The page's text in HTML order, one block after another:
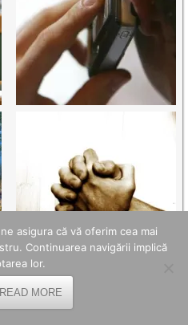
asigura că vă oferim cea mai
Continuarea navigării implică
lor.
READ MORE